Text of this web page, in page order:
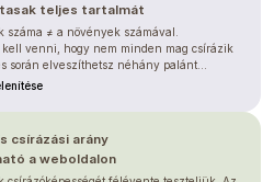
podpoří větvenía ve
mnohem hustější
i sklidíte více stonků.
práci, zaštípněte cínie
a až poté
tasak teljes tartalmát
száma ≠ a növények számával.
kell venni, hogy nem minden mag csírázik
során elveszíthetsz néhány palánt...
csírázási arány
a weboldalon